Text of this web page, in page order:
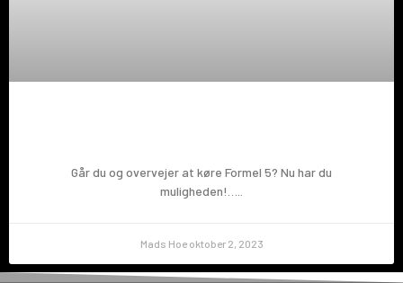
Går du og overvejer at køre Formel 5? Nu har du
muligheden!…..
Mads Hoe oktober 2, 2023